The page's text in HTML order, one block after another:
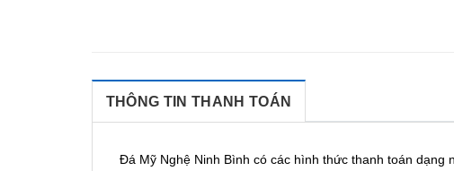
THÔNG TIN THANH TOÁN
Đá Mỹ Nghệ Ninh Bình có các hình thức thanh toán dạng